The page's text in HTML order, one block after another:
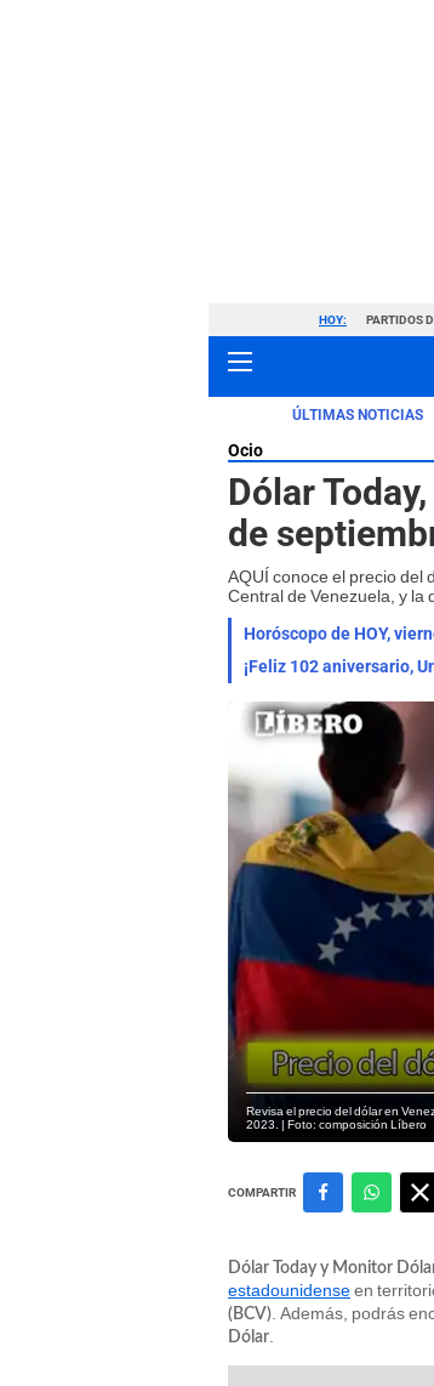
HOY: PARTIDOS
ÚLTIMAS NOTICIAS
Ocio
Dólar
de
AQUÍ conoce el precio del
Central de Venezuela, y la
¡Feliz 102 aniversario,
Revisa el precio del dólar en
2023. | Foto: composición Líbero
COMPARTIR
Dólar Today y Monitor
estadounidenseen
(BCV) . Además, podrás
Dólar